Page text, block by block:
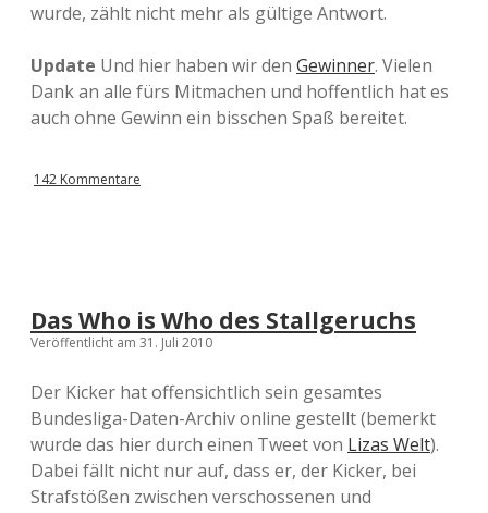
wurde, zählt nicht mehr als gültige Antwort.
Update Und hier haben wir den Gewinner. Vielen
Dank an alle fürs Mitmachen und hoffentlich hat es
auch ohne Gewinn ein bisschen Spaß bereitet.
142 Kommentare
Das Who is Who des Stallgeruchs
Veröffentlicht am 31. Juli 2010
Der Kicker hat offensichtlich sein gesamtes
Bundesliga-Daten-Archiv online gestellt (bemerkt
wurde das hier durch einen Tweet von Lizas Welt).
Dabei fällt nicht nur auf, dass er, der Kicker, bei
Strafstößen zwischen verschossenen und